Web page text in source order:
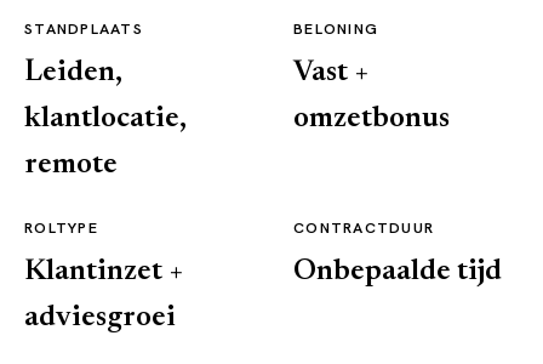
STANDPLAATS
Leiden,
klantlocatie,
remote
BELONING
Vast +
omzetbonus
ROLTYPE
Klantinzet +
adviesgroei
CONTRACTDUUR
Onbepaalde tijd